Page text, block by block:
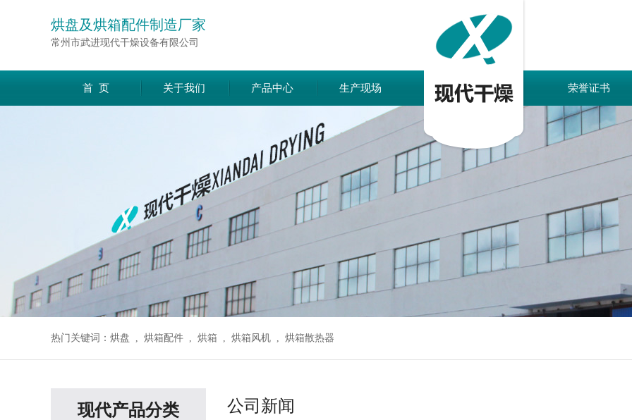
烘盘及烘箱配件制造厂家
常州市武进现代干燥设备有限公司
首 页 关于我们 产品中心 生产现场 荣誉证书
热门关键词： 烘盘 , 烘箱配件 , 烘箱 , 烘箱风机 , 烘箱散热器
现代产品分类 公司新闻